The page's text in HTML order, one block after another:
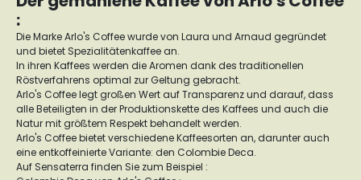
:
Die Marke Arlo's Coffee wurde von Laura und Arnaud gegründet
und bietet Spezialitätenkaffee an.
In ihren Kaffees werden die Aromen dank des traditionellen
Röstverfahrens optimal zur Geltung gebracht.
Arlo's Coffee legt großen Wert auf Transparenz und darauf, dass
alle Beteiligten in der Produktionskette des Kaffees und auch die
Natur mit größtem Respekt behandelt werden.
Arlo's Coffee bietet verschiedene Kaffeesorten an, darunter auch
eine entkoffeinierte Variante: den Colombie Deca.
Auf Sensaterra finden Sie zum Beispiel :